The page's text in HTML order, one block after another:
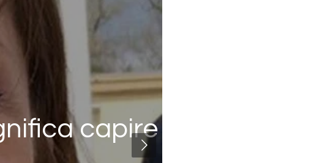
capire